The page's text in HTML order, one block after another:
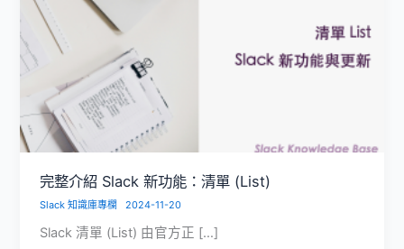
完整介紹 Slack 新功能：清單 (List)
Slack 知識庫專欄 2024-11-20
Slack 清單 (List) 由官方正 […]